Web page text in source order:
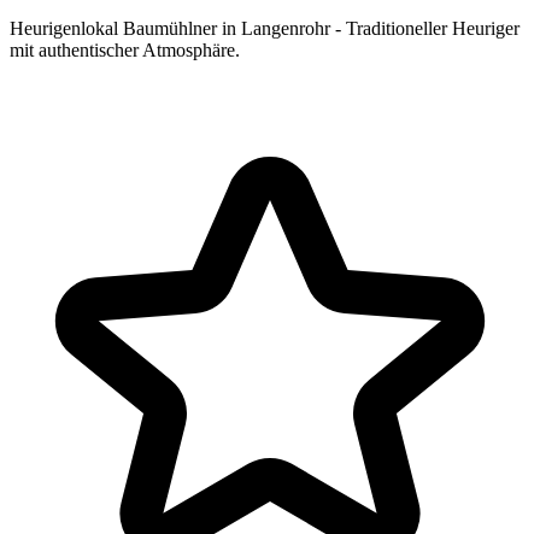
Heurigenlokal Baumühlner in Langenrohr - Traditioneller Heuriger
mit authentischer Atmosphäre.